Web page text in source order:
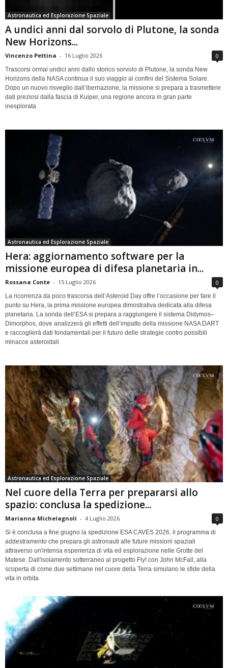
Astronautica ed Esplorazione Spaziale
A undici anni dal sorvolo di Plutone, la sonda
New Horizons...
Vincenzo Pettina - 16 Luglio 2026 0
Trascorsi ormai undici anni dallo storico sorvolo di Plutone, la sonda New
Horizons della NASA continua il suo viaggio ai confini del Sistema Solare.
Dopo un nuovo risveglio dall’ibernazione, la missione si prepara a trasmettere
dati preziosi dalla fascia di Kuiper, una regione ancora in gran parte
inesplorata
Astronautica ed Esplorazione Spaziale
Hera: aggiornamento software per la
missione europea di difesa planetaria in...
Rossana Conte - 15 Luglio 2026 0
La ricorrenza da poco trascorsa dell’Asteroid Day offre l’occasione per fare il
punto su Hera, la prima missione europea dimostrativa dedicata alla difesa
planetaria. La sonda dell’ESA si prepara a raggiungere il sistema Didymos–
Dimorphos, dove analizzerà gli effetti dell’impatto della missione NASA DART
e raccoglierà dati fondamentali per il futuro delle strategie contro possibili
minacce asteroidali
Astronautica ed Esplorazione Spaziale
Nel cuore della Terra per prepararsi allo
spazio: conclusa la spedizione...
Marianna Michelagnoli - 4 Luglio 2026 0
Si è conclusa a fine giugno la spedizione ESA CAVES 2026, il programma di
addestramento che prepara gli astronauti alle future missioni spaziali
attraverso un'intensa esperienza di vita ed esplorazione nelle Grotte del
Matese. Dall'isolamento sotterraneo al progetto Fly! con John McFall, alla
scoperta di come due settimane nel cuore della Terra simulano le sfide della
vita in orbita